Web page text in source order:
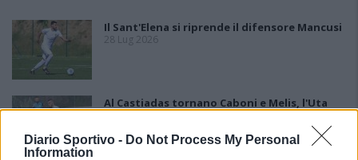
Diario Sportivo - Do Not Process My Personal
Information
Il Sant'Elena si riprende il difensore Mancusi
28 Lug 2026
Al Castiadas tornano Caboni e Melis, l'Uta